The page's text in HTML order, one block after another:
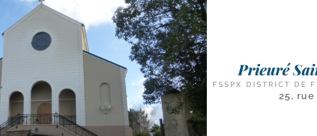
Prieuré
FSSPX DISTRICT DE
25,